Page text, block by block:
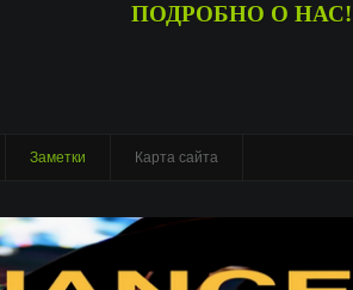
ПОДРОБНО О НАС!
Заметки Карта сайта